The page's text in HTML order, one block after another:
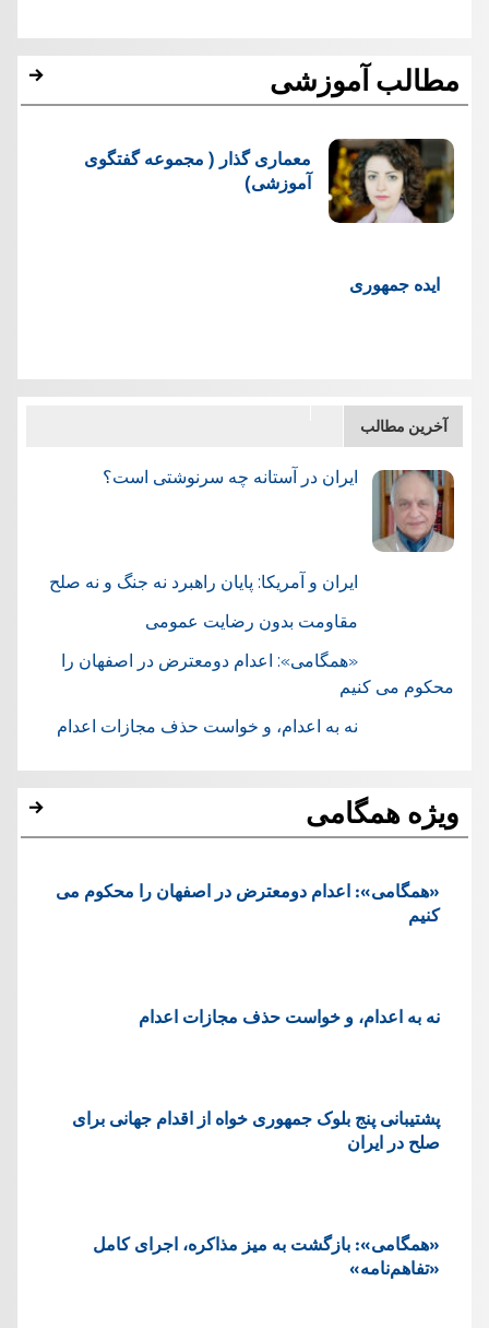
مطالب آموزشی
معماری گذار ( مجموعه گفتگوی
آموزشی)
ایده جمهوری
آخرین مطالب
ایران در آستانه چه سرنوشتی است؟
ایران و آمریکا: پایان راهبرد نه جنگ و نه صلح
مقاومت بدون رضایت عمومی
«همگامی»: اعدام دومعترض در اصفهان را
محکوم می کنیم
نه به اعدام، و خواست حذف مجازات اعدام
ویژه همگامی
«همگامی»: اعدام دومعترض در اصفهان را محکوم می
کنیم
نه به اعدام، و خواست حذف مجازات اعدام
پشتيبانی پنج بلوک جمهوری خواه از اقدام جهانی برای
صلح در ایران
«همگامی»: بازگشت به میز مذاکره، اجرای کامل
«تفاهم‌نامه»